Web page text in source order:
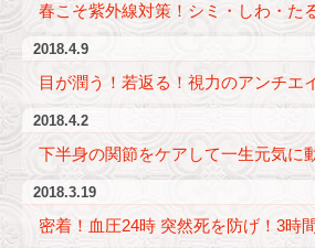
春こそ紫外線対策！シミ・しわ・た
2018.4.9
目が潤う！若返る！視力のアンチエ
2018.4.2
下半身の関節をケアして一生元気に
2018.3.19
密着！血圧24時 突然死を防げ！3時